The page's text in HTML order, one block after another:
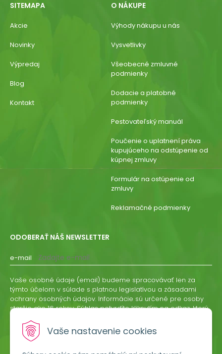
Vaše nastavenie cookies
SITEMAPA
Akcie
Novinky
Výpredaj
Blog
Kontakt
O NÁKUPE
Výhody nákupu u nás
Vysvetlivky
Všeobecné zmluvné
podmienky
Dodacie a platobné
podmienky
Pestovateľský manuál
Poučenie o uplatnení práva
kupujúceho na odstúpenie od
kúpnej zmluvy
Formulár na ostúpenie od
zmluvy
Reklamačné podmienky
ODOBERAŤ NÁŠ NEWSLETTER
e-mail
Vaše osobné údaje (email) budeme spracovávať len za
týmto účelom v súlade s platnou legislatívou a zásadami
ochrany osobných údajov. Informácie sú určené pre osoby
staršie ako 16 rokov. Súhlas potvrdíte kliknutím na odkaz, ktorý
odvolať písomne, emailom alebo kliknutím na odkaz z
ktoréhokoľvek informačného emailu.